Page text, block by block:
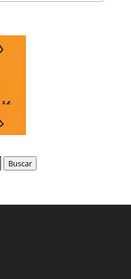
Buscar